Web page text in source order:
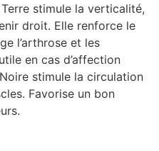
stimule la verticalité,
droit. Elle renforce le
l’arthrose et les
en cas d’affection
stimule la circulation
Favorise un bon